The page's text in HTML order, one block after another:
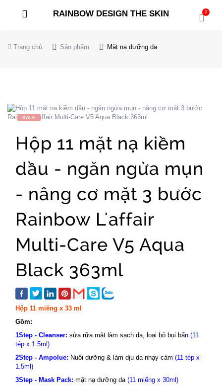
RAINBOW DESIGN THE SKIN 0
Trang chủ Sản phẩm Mặt nạ dưỡng da
SALE
Hộp 11 mặt nạ kiềm
dầu - ngăn ngừa mụn
- nâng cơ mặt 3 bước
Rainbow L'affair
Multi-Care V5 Aqua
Black 363ml
Hộp 11 miếng x 33 ml
Gồm:
1Step - Cleanser: sửa rữa mặt làm sạch da, loại bỏ bụi bẩn(11
tép x 1.5ml)
2Step - Ampolue: Nuôi dưỡng & làm dịu da nhạy cảm(11 tép x
1.5ml)
3Step - Mask Pack: mặt nạ dưỡng da(11 miếng x 30ml)